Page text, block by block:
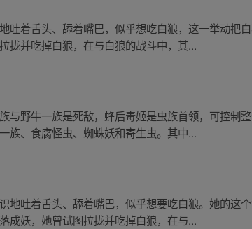
吐着舌头、舔着嘴巴，似乎想吃白狼，这一举动把
拢并吃掉白狼，在与白狼的战斗中，其...
与野牛一族是死敌，蜂后毒姬是虫族首领，可控制
族、食腐怪虫、蜘蛛妖和寄生虫。其中...
地吐着舌头、舔着嘴巴，似乎想要吃白狼。她的这
成妖，她曾试图拉拢并吃掉白狼，在与...